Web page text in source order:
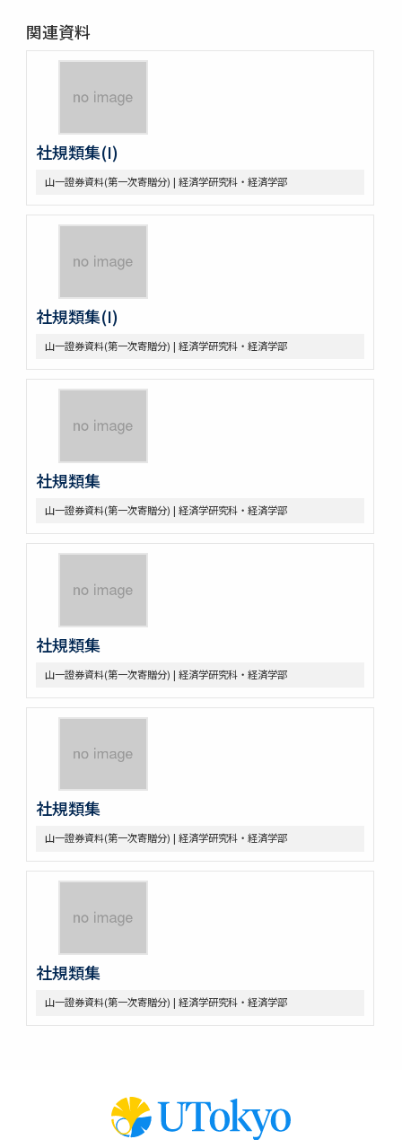
関連資料
社規類集(I)
山一證券資料(第一次寄贈分) | 経済学研究科・経済学部
社規類集(I)
山一證券資料(第一次寄贈分) | 経済学研究科・経済学部
社規類集
山一證券資料(第一次寄贈分) | 経済学研究科・経済学部
社規類集
山一證券資料(第一次寄贈分) | 経済学研究科・経済学部
社規類集
山一證券資料(第一次寄贈分) | 経済学研究科・経済学部
社規類集
山一證券資料(第一次寄贈分) | 経済学研究科・経済学部